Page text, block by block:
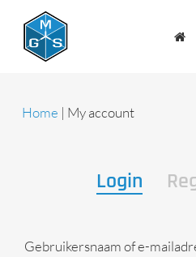
content
Home | My account
Login
Gebruikersnaam of e-